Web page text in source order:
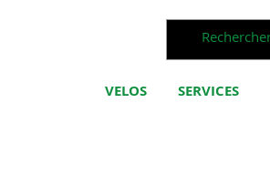
VELOS SERVICES